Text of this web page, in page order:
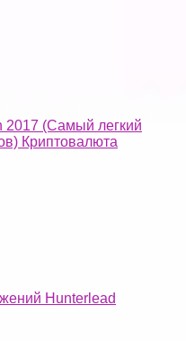
2017 (Самый легкий
Криптовалюта
Hunterlead